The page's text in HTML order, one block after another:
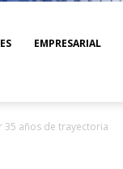
EMPRESARIAL
35 años de trayectoria